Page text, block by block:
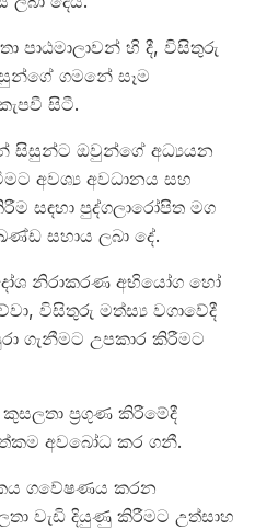
පාඨමාලාවන් හි දී, විසිතුරු
ගමනේ සෑම
සිටී.
සිසුන්ට ඔවුන්ගේ අධ්‍යයන
අවශ්‍ය අවධානය සහ
සඳහා පුද්ගලාරෝපිත මග
සහාය ලබා දේ.
නිරාකරණ අභියෝග හෝ
විසිතුරු මත්ස්‍ය වගාවේදී
ගැනීමට උපකාර කිරීමට
ප්‍රගුණ කිරීමේදී
අවබෝධ කර ගනී.
ගවේෂණය කරන
වැඩි දියුණු කිරීමට උත්සාහ